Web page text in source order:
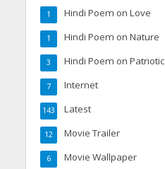
Hindi Poem on Love
1
Hindi Poem on Nature
1
Hindi Poem on Patriotic
3
Internet
7
Latest
143
Movie Trailer
12
Movie Wallpaper
6